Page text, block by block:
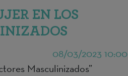
EN LOS
08/03/2023 10:00
Masculinizados”